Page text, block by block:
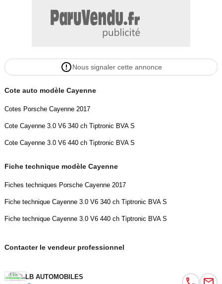
- Préparation de l&#039;attache remorque
- Réglage électrique des sièges
- Régulateur de vitesse
- Rétroviseur extérieur électrique
- Rétroviseurs extérieurs rabattables électriquement
- Roue galette
- Sièges chauffants
- Sièges sport
- Support lombaire
- Système d&#039;alarme
- Système de détection de la fatigue
- Système de sonorisation
- Toit ouvrant
- Tuner/radio
Nous signaler cette annonce
Cote auto modèle Cayenne
Cotes Porsche Cayenne 2017
Cote Cayenne 3.0 V6 340 ch Tiptronic BVA S
Cote Cayenne 3.0 V6 440 ch Tiptronic BVA S
Fiche technique modèle Cayenne
Fiches techniques Porsche Cayenne 2017
Fiche technique Cayenne 3.0 V6 340 ch Tiptronic BVA S
Fiche technique Cayenne 3.0 V6 440 ch Tiptronic BVA S
Contacter le vendeur professionnel
LB AUTOMOBILES